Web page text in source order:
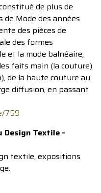
de plus de
Mode des années
des pièces de
des formes
et la mode balnéaire,
faits main (la couture)
de la haute couture au
diffusion, en passant
759
Design Textile –
textile, expositions